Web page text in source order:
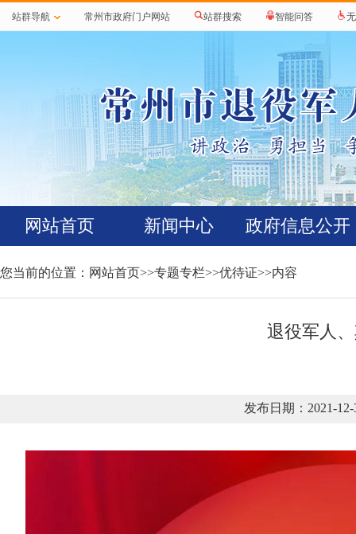
站群导航 常州市政府门户网站 站群搜索 智能问答
网站首页 新闻中心 政府信息公开
您当前的位置： 网站首页>>专题专栏>>优待证>>内容
退役军人
发布日期：2021-